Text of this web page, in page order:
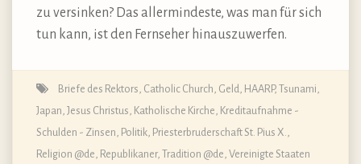
zu versinken? Das allermindeste, was man für sich
tun kann, ist den Fernseher hinauszuwerfen.
Briefe des Rektors Catholic Church Geld HAARP, Tsunami
Japan Jesus Christus Katholische Kirche Kreditaufnahme -
Schulden - Zinsen Politik Priesterbruderschaft St. Pius X.
Religion @de Republikaner, Tradition @de Vereinigte Staaten